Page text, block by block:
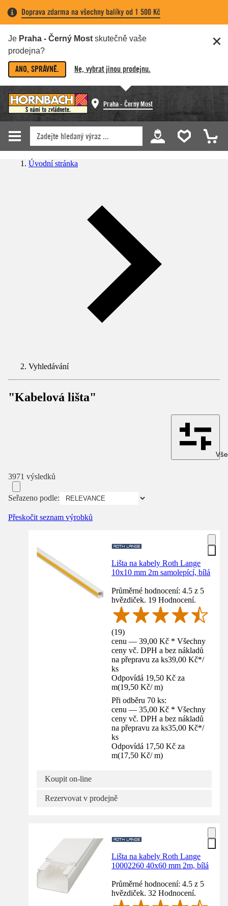
Doprava zdarma na všechny balíky od 1 500 Kč
Je Praha - Černý Most skutečně vaše
prodejna?
ANO, SPRÁVNĚ. Ne, vybrat jinou prodejnu.
Praha - Černý Most
Úvodní stránka
Vyhledávání
"Kabelová lišta"
3971 výsledků
Seřazeno podle:
Přeskočit seznam výrobků
Lišta na kabely Roth Lange
10x10 mm 2m samolepící, bílá
Průměrné hodnocení: 4.5 z 5
hvězdiček. 19 Hodnocení.
(19)
cenu — 39,00 Kč * Všechny
ceny vč. DPH a bez nákladů
na přepravu za ks39,00 Kč*/
ks
Odpovídá 19,50 Kč za
m(19,50 Kč/ m)
Při odběru 70 ks:
cenu — 35,00 Kč * Všechny
ceny vč. DPH a bez nákladů
na přepravu za ks35,00 Kč*/
ks
Odpovídá 17,50 Kč za
m(17,50 Kč/ m)
Koupit on-line
Rezervovat v prodejně
Lišta na kabely Roth Lange
10002260 40x60 mm 2m, bílá
Průměrné hodnocení: 4.5 z 5
hvězdiček. 32 Hodnocení.